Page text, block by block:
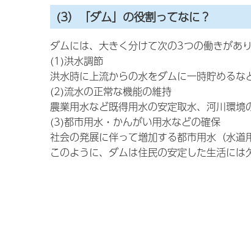
(3）「ダム」の役割ってなに？
ダムには、大きく分けて次の3つの働きがあり
(1)洪水調節
洪水時に上流からの水をダムに一時貯めるな
(2)流水の正常な機能の維持
農業用水など既得用水の安定取水、河川環境
(3)都市用水・かんがい用水などの確保
社会の発展に伴って増加する都市用水（水道
このように、ダムは住民の安定した生活には